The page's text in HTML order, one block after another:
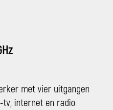
met vier uitgangen
internet en radio